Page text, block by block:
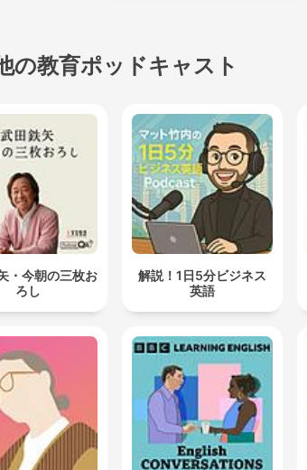
の教育ポッドキャスト
・今朝の三枚お
ろし
解説！1日5分ビジネス
英語